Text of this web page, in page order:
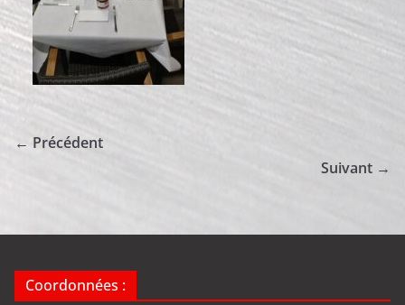
← Précédent
Suivant →
Coordonnées :